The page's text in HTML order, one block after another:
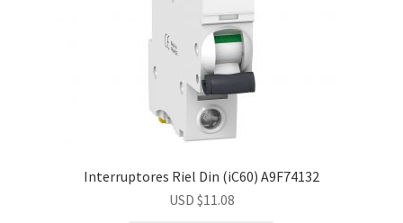
Interruptores Riel Din (iC60) A9F74132
USD $11.08